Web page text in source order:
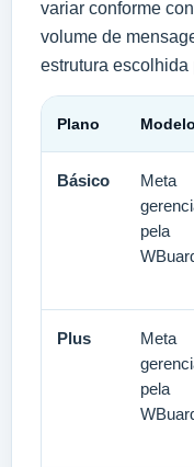
variar conforme
volume de
estrutura escolhida
Plano Modelo
Básico
Meta
pela
Plus
Meta
pela